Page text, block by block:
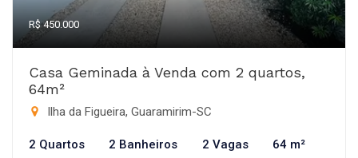
R$ 450.000
Casa Geminada à Venda com 2 quartos,
64m²
Ilha da Figueira, Guaramirim-SC
2 Quartos 2 Banheiros 2 Vagas 64 m²